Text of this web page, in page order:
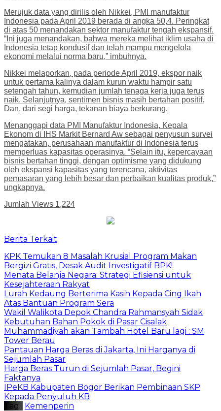
Merujuk data yang dirilis oleh Nikkei, PMI manufaktur
Indonesia pada April 2019 berada di angka 50,4. Peringkat
di atas 50 menandakan sektor manufaktur tengah ekspansif.
“Ini juga menandakan, bahwa mereka melihat iklim usaha di
Indonesia tetap kondusif dan telah mampu mengelola
ekonomi melalui norma baru,” imbuhnya.
Nikkei melaporkan, pada periode April 2019, ekspor naik
untuk pertama kalinya dalam kurun waktu hampir satu
setengah tahun, kemudian jumlah tenaga kerja juga terus
naik. Selanjutnya, sentimen bisnis masih bertahan positif.
Dan, dari segi harga, tekanan biaya berkurang.
Menanggapi data PMI Manufaktur Indonesia, Kepala
Ekonom di IHS Markit Bernard Aw sebagai penyusun survei
mengatakan, perusahaan manufaktur di Indonesia terus
memperluas kapasitas operasinya. “Selain itu, kepercayaan
bisnis bertahan tinggi, dengan optimisme yang didukung
oleh ekspansi kapasitas yang terencana, aktivitas
pemasaran yang lebih besar dan perbaikan kualitas produk,”
ungkapnya.
Jumlah Views 1,224
Berita Terkait
​KPK Temukan 8 Masalah Krusial Program Makan
Bergizi Gratis, Desak Audit Investigatif BPK!
Menata Belanja Negara: Strategi Efisiensi untuk
Kesejahteraan Rakyat
Lurah Kedaung Berterima Kasih Kepada Cing Ikah
Atas Bantuan Program Sera
Wakil Walikota Depok Chandra Rahmansyah Sidak
Kebutuhan Bahan Pokok di Pasar Cisalak
Muhammadiyah akan Tambah Hotel Baru lagi : SM
Tower Berau
Pantauan Harga Beras di Jakarta, Ini Harganya di
Sejumlah Pasar
Harga Beras Turun di Sejumlah Pasar, Begini
Faktanya
IPeKB Kabupaten Bogor Berikan Pembinaan SKP
Kepada Penyuluh KB
Tag : Kemenperin